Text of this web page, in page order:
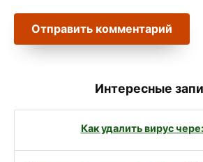
Интересные
Как удалить вирус